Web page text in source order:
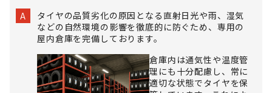
A
タイヤの品質劣化の原因となる直射日光や雨、湿気
などの自然環境の影響を徹底的に防ぐため、専用の
屋内倉庫を完備しております。
倉庫内は通気性や温度管
理にも十分配慮し、常に
適切な状態でタイヤを保